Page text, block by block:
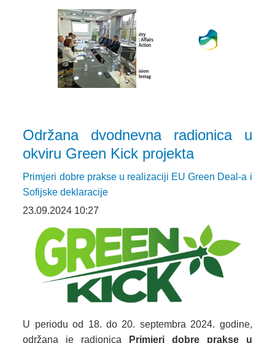
Održana dvodnevna radionica u
okviru Green Kick projekta
Primjeri dobre prakse u realizaciji EU Green Deal-a i
Sofijske deklaracije
23.09.2024 10:27
U periodu od 18. do 20. septembra 2024. godine,
održana je radionica
Primjeri dobre prakse u